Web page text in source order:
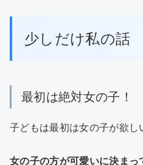
少しだけ私の話
最初は絶対女の子！
子どもは最初は女の子が欲し
女の子の方が可愛いに決まっ